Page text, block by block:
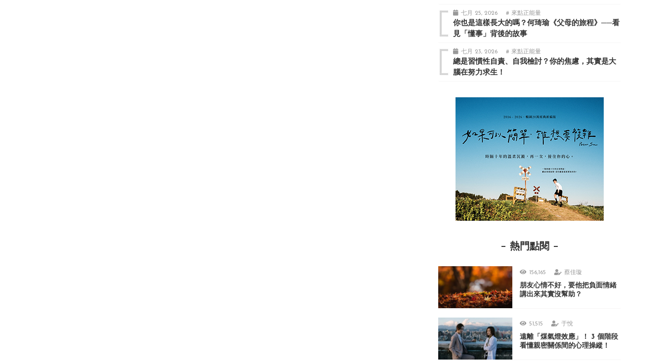
七月 25, 2026 # 來點正能量
你也是這樣長大的嗎？何琦瑜《父母的旅程》──看
見「懂事」背後的故事
七月 23, 2026 # 來點正能量
總是習慣性自責、自我檢討？你的焦慮，其實是大
腦在努力求生！
熱門點閱
156,165 蔡佳璇
朋友心情不好，要他把負面情緒
講出來其實沒幫助？
51,515 于悅
遠離「煤氣燈效應」！ 3 個階段
看懂親密關係間的心理操縱！